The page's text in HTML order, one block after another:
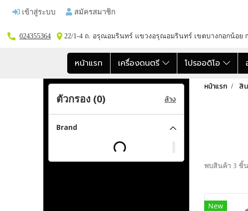
เข้าสู่ระบบ สมัครสมาชิก
024355364 22/1-4 ถ. อรุณอมรินทร์ แขวงอรุณอมรินทร์ เขตบางกอกน้อย
หน้าแรก เครื่องดนตรี โปรออดิโอ
หน้าแรก สิ
พบสินค้า 3 ชิ้น
New
ตัวกรอง (0) ล้าง
Brand